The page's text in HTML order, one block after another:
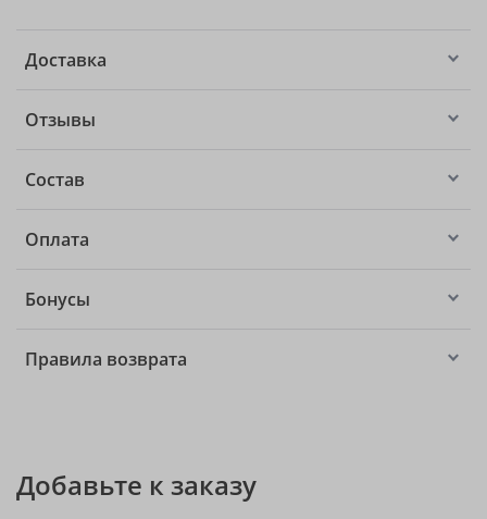
Доставка
Отзывы
Состав
Оплата
Бонусы
Правила возврата
Добавьте к заказу